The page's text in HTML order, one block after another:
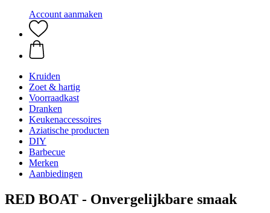
Account aanmaken
Kruiden
Zoet & hartig
Voorraadkast
Dranken
Keukenaccessoires
Aziatische producten
DIY
Barbecue
Merken
Aanbiedingen
RED BOAT - Onvergelijkbare smaak